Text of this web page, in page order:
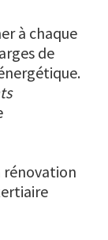
à chaque
de
rénovation